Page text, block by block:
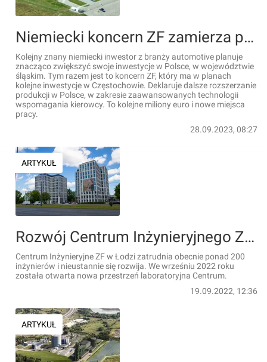
Niemiecki koncern ZF zamierza podwoić inwestycje w Częstochowie
Kolejny znany niemiecki inwestor z branży automotive planuje
znacząco zwiększyć swoje inwestycje w Polsce, w województwie
śląskim. Tym razem jest to koncern ZF, który ma w planach
kolejne inwestycje w Częstochowie. Deklaruje dalsze rozszerzanie
produkcji w Polsce, w zakresie zaawansowanych technologii
wspomagania kierowcy. To kolejne miliony euro i nowe miejsca
pracy.
28.09.2023, 08:27
ARTYKUŁ
Rozwój Centrum Inżynieryjnego ZF w Łodzi: rozbudowa laboratoriów i nowe projekty badawcze
Centrum Inżynieryjne ZF w Łodzi zatrudnia obecnie ponad 200
inżynierów i nieustannie się rozwija. We wrześniu 2022 roku
została otwarta nowa przestrzeń laboratoryjna Centrum.
19.09.2022, 12:36
ARTYKUŁ